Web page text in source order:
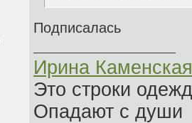
Подписалась
Ирина Каменская
Это строки
Опадают с души